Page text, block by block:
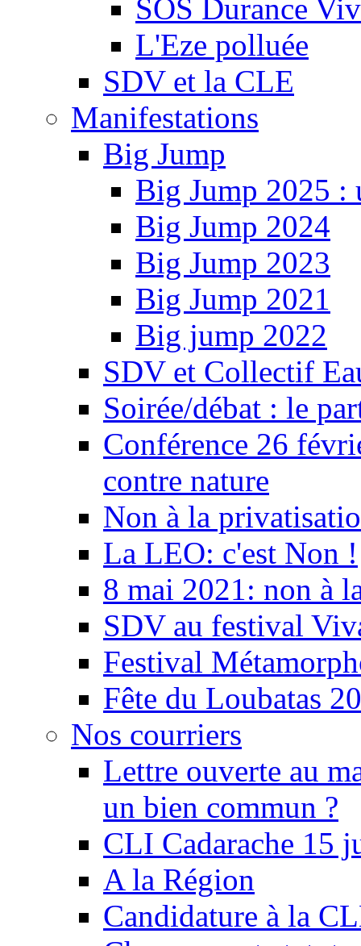
SOS Durance
L'Eze polluée
SDV et la CLE
Manifestations
Big Jump
Big Jump 2025 :
Big Jump 2024
Big Jump 2023
Big Jump 2021
Big jump 2022
SDV et Collectif
Soirée/débat : le
Conférence 26
contre nature
Non à la
La LEO: c'est Non !
8 mai 2021: non à
SDV au festival
Festival
Fête du Loubatas
Nos courriers
Lettre ouverte au
un bien commun ?
CLI Cadarache 15
A la Région
Candidature à la